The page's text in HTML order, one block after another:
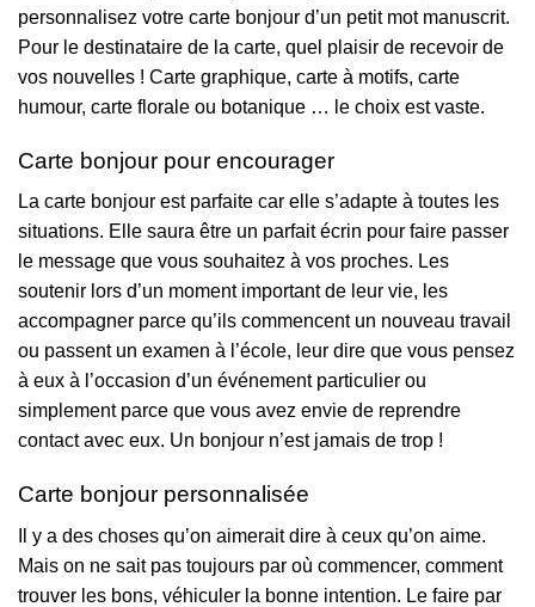
personnalisez votre carte bonjour d’un petit mot manuscrit.
Pour le destinataire de la carte, quel plaisir de recevoir de
vos nouvelles ! Carte graphique, carte à motifs, carte
humour, carte florale ou botanique … le choix est vaste.
Carte bonjour pour encourager
La carte bonjour est parfaite car elle s’adapte à toutes les
situations. Elle saura être un parfait écrin pour faire passer
le message que vous souhaitez à vos proches. Les
soutenir lors d’un moment important de leur vie, les
accompagner parce qu’ils commencent un nouveau travail
ou passent un examen à l’école, leur dire que vous pensez
à eux à l’occasion d’un événement particulier ou
simplement parce que vous avez envie de reprendre
contact avec eux. Un bonjour n’est jamais de trop !
Carte bonjour personnalisée
Il y a des choses qu’on aimerait dire à ceux qu’on aime.
Mais on ne sait pas toujours par où commencer, comment
trouver les bons, véhiculer la bonne intention. Le faire par